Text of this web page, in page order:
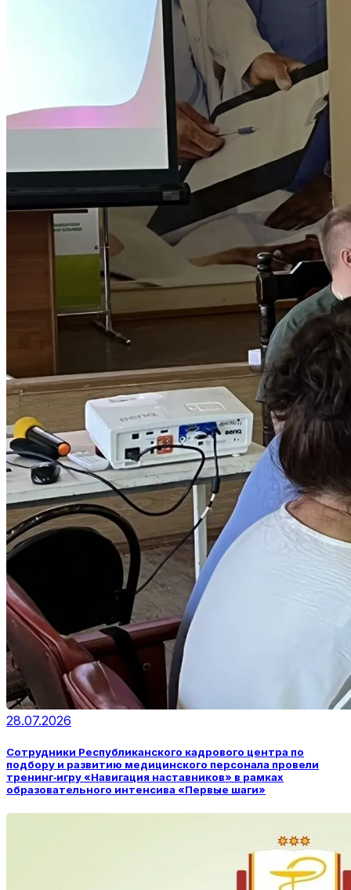
28.07.2026
Сотрудники Республиканского кадрового центра по
подбору и развитию медицинского персонала провели
тренинг‑игру «Навигация наставников» в рамках
образовательного интенсива «Первые шаги»